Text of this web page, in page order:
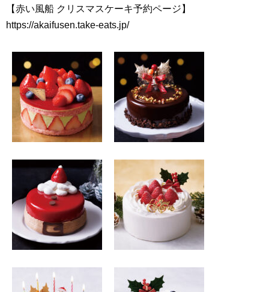
【赤い風船 クリスマスケーキ予約ページ】
https://akaifusen.take-eats.jp/